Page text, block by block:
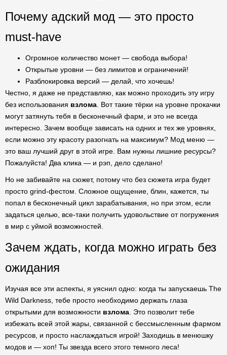
Почему адский мод — это просто
must-have
Огромное количество монет — свобода выбора!
Открытые уровни — без лимитов и ограничений!
Разблокировка версий — делай, что хочешь!
Честно, я даже не представляю, как можно проходить эту игру
без использования взлома . Вот такие тёрки на уровне прокачки
могут затянуть тебя в бесконечный фарм, и это не всегда
интересно. Зачем вообще зависать на одних и тех же уровнях,
если можно эту красоту разогнать на максимум? Мод меню —
это ваш лучший друг в этой игре. Вам нужны лишние ресурсы?
Пожалуйста! Два клика — и рэп, дело сделано!
Но не забивайте на сюжет, потому что без сюжета игра будет
просто grind-фестом. Сложное ощущение, блин, кажется, ты
попал в бесконечный цикл зарабатывания, но при этом, если
задаться целью, все-таки получить удовольствие от погружения
в мир с уймой возможностей.
Зачем ждать, когда можно играть без
ожидания
Изучая все эти аспекты, я уяснил одно: когда ты запускаешь The
Wild Darkness, тебе просто необходимо держать глаза
открытыми для возможности взлома . Это позволит тебе
избежать всей этой жары, связанной с бессмысленным фармом
ресурсов, и просто наслаждаться игрой! Заходишь в менюшку
модов и — хоп! Ты звезда всего этого темного леса!